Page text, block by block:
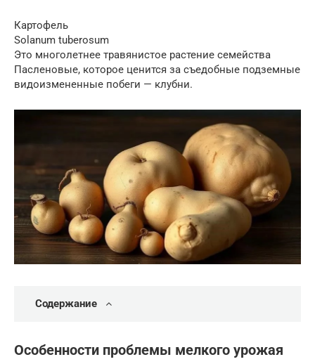
Картофель
Solanum tuberosum
Это многолетнее травянистое растение семейства
Пасленовые, которое ценится за съедобные подземные
видоизмененные побеги — клубни.
Содержание
Особенности проблемы мелкого урожая